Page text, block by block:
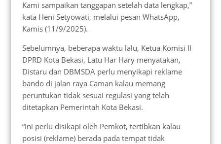
Kami sampaikan tanggapan setelah data lengkap,”
kata Heni Setyowati, melalui pesan WhatsApp,
Kamis (11/9/2025).
Sebelumnya, beberapa waktu lalu, Ketua Komisi II
DPRD Kota Bekasi, Latu Har Hary menyatakan,
Distaru dan DBMSDA perlu menyikapi reklame
bando di jalan raya Caman kalau memang
peruntukan tidak sesuai regulasi yang telah
ditetapkan Pemerintah Kota Bekasi.
“Ini perlu disikapi oleh Pemkot, tertibkan kalau
posisi (reklame) berada pada tempat tidak